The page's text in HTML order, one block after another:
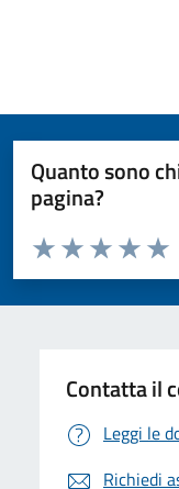
Quanto sono
pagina?
Valuta da 1 a 5 stelle la
Valuta
Valuta 3
Valuta 2 stelle
Valuta 1 stelle su 5
Contatta il
Leggi le
Richiedi